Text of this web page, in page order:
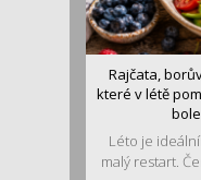
Rajčata,
které v létě
Léto je
malý restart.